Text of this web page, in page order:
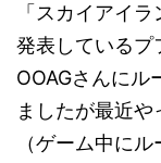
「スカイアイ
発表しているプ
OOAGさんにル
ましたが最近
（ゲーム中に